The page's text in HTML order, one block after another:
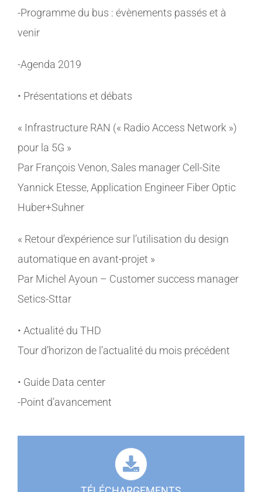
-Programme du bus : évènements passés et à
venir
-Agenda 2019
• Présentations et débats
« Infrastructure RAN (« Radio Access Network »)
pour la 5G »
Par François Venon, Sales manager Cell-Site
Yannick Etesse, Application Engineer Fiber Optic
Huber+Suhner
« Retour d’expérience sur l’utilisation du design
automatique en avant-projet »
Par Michel Ayoun – Customer success manager
Setics-Sttar
• Actualité du THD
Tour d’horizon de l’actualité du mois précédent
• Guide Data center
-Point d’avancement